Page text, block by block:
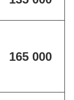
165 000